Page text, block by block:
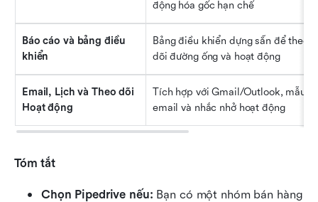
động hóa gốc hạn chế
Báo cáo và bảng điều
khiển
Bảng điều khiển dựng sẵn để theo
dõi đường ống và hoạt động
Email, Lịch và Theo dõi
Hoạt động
Tích hợp với Gmail/Outlook, mẫu
email và nhắc nhở hoạt động
Tóm tắt
Chọn Pipedrive nếu: Bạn có một nhóm bán hàng